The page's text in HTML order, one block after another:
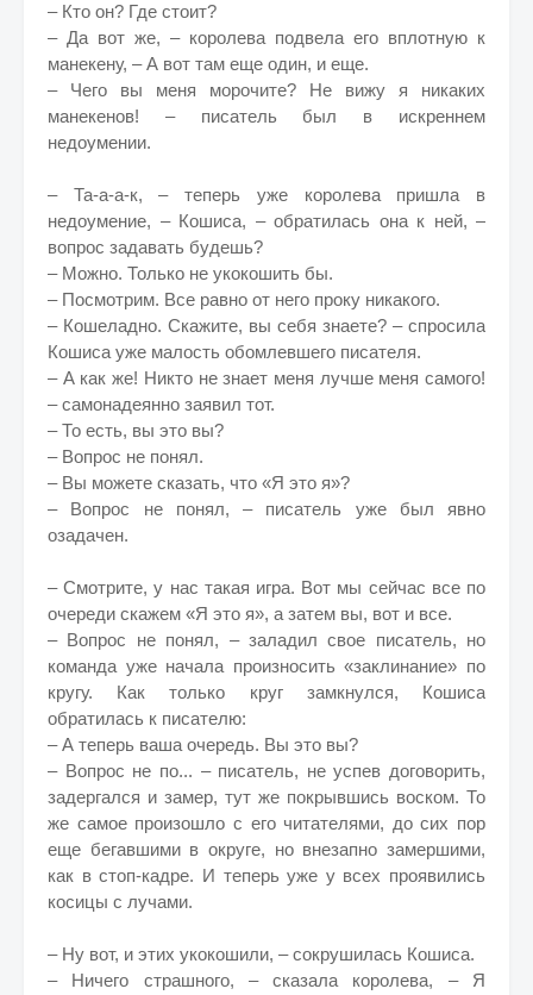
– Кто он? Где стоит?
– Да вот же, – королева подвела его вплотную к
манекену, – А вот там еще один, и еще.
– Чего вы меня морочите? Не вижу я никаких
манекенов! – писатель был в искреннем
недоумении.
– Та-а-а-к, – теперь уже королева пришла в
недоумение, – Кошиса, – обратилась она к ней, –
вопрос задавать будешь?
– Можно. Только не укокошить бы.
– Посмотрим. Все равно от него проку никакого.
– Кошеладно. Скажите, вы себя знаете? – спросила
Кошиса уже малость обомлевшего писателя.
– А как же! Никто не знает меня лучше меня самого!
– самонадеянно заявил тот.
– То есть, вы это вы?
– Вопрос не понял.
– Вы можете сказать, что «Я это я»?
– Вопрос не понял, – писатель уже был явно
озадачен.
– Смотрите, у нас такая игра. Вот мы сейчас все по
очереди скажем «Я это я», а затем вы, вот и все.
– Вопрос не понял, – заладил свое писатель, но
команда уже начала произносить «заклинание» по
кругу. Как только круг замкнулся, Кошиса
обратилась к писателю:
– А теперь ваша очередь. Вы это вы?
– Вопрос не по... – писатель, не успев договорить,
задергался и замер, тут же покрывшись воском. То
же самое произошло с его читателями, до сих пор
еще бегавшими в округе, но внезапно замершими,
как в стоп-кадре. И теперь уже у всех проявились
косицы с лучами.
– Ну вот, и этих укокошили, – сокрушилась Кошиса.
– Ничего страшного, – сказала королева, – Я